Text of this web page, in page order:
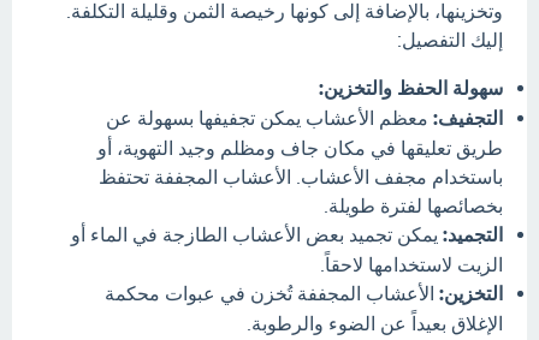
وتخزينها، بالإضافة إلى كونها رخيصة الثمن وقليلة التكلفة.
إليك التفصيل:
سهولة الحفظ والتخزين:
التجفيف: معظم الأعشاب يمكن تجفيفها بسهولة عن
طريق تعليقها في مكان جاف ومظلم وجيد التهوية، أو
باستخدام مجفف الأعشاب. الأعشاب المجففة تحتفظ
بخصائصها لفترة طويلة.
التجميد: يمكن تجميد بعض الأعشاب الطازجة في الماء أو
الزيت لاستخدامها لاحقاً.
التخزين: الأعشاب المجففة تُخزن في عبوات محكمة
الإغلاق بعيداً عن الضوء والرطوبة.